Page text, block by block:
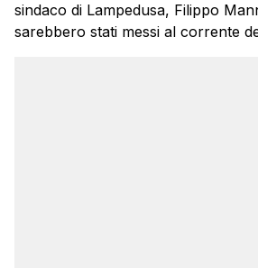
sindaco di Lampedusa, Filippo
sarebbero stati messi al corrente